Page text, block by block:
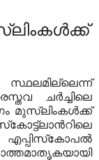
ചര്‍ച്ചിലെ
മുസ്‌ലിംകള്‍ക്ക്